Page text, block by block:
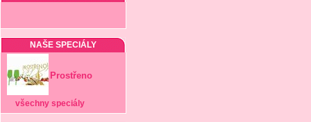
NAŠE SPECIÁLY
Prostřeno
všechny speciály